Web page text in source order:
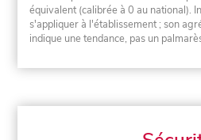
équivalent (calibrée à 0 au national).
s'appliquer à l'établissement ; son
indique une tendance, pas un